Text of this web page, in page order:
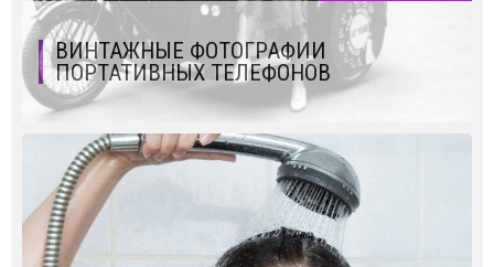
ВИНТАЖНЫЕ ФОТОГРАФИИ
ПОРТАТИВНЫХ ТЕЛЕФОНОВ